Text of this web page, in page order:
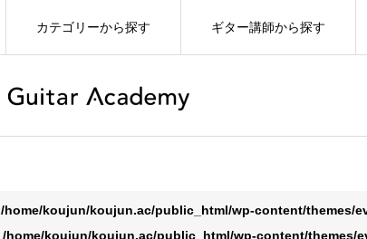
カテゴリーから探す ギター講師から探す
/home/koujun/koujun.ac/public_html/wp-content/themes/
/home/koujun/koujun.ac/public_html/wp-content/themes/